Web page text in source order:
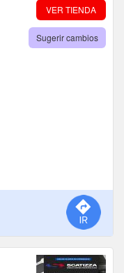
VER TIENDA
Sugerir cambios